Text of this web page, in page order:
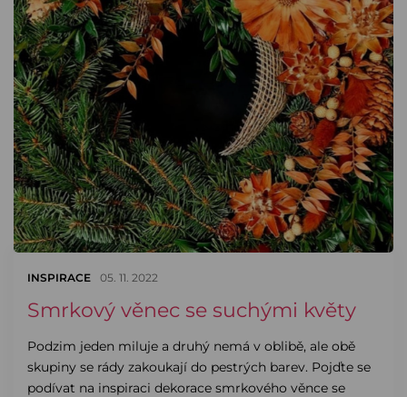
INSPIRACE 05. 11. 2022
Smrkový věnec se suchými květy
Podzim jeden miluje a druhý nemá v oblibě, ale obě
skupiny se rády zakoukají do pestrých barev. Pojďte se
podívat na inspiraci dekorace smrkového věnce se